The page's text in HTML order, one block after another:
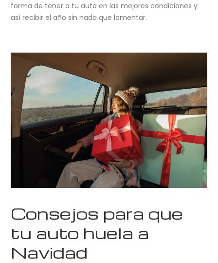
forma de tener a tu auto en las mejores condiciones y
así recibir el año sin nada que lamentar.
Consejos para que
tu auto huela a
Navidad